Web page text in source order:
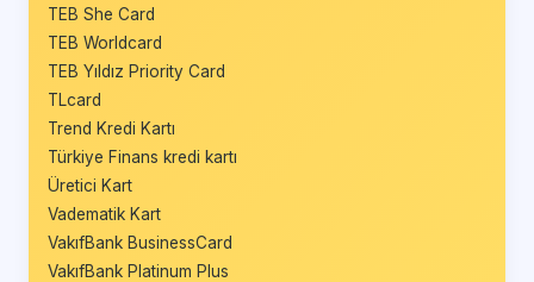
TEB She Card
TEB Worldcard
TEB Yıldız Priority Card
TLcard
Trend Kredi Kartı
Türkiye Finans kredi kartı
Üretici Kart
Vadematik Kart
VakıfBank BusinessCard
VakıfBank Platinum Plus